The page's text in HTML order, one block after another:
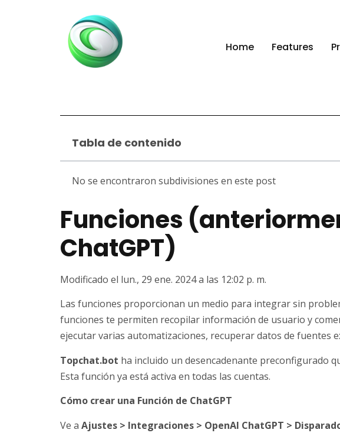
Home Features
Tabla de contenido
No se encontraron subdivisiones en este post
Funciones
ChatGPT)
Modificado el lun., 29 ene. 2024 a las 12:02 p. m.
Las funciones proporcionan un medio para integrar sin
funciones te permiten recopilar información de usuario y
ejecutar varias automatizaciones, recuperar datos de fuentes
Topchat.bot ha incluido un desencadenante preconfigurado
Esta función ya está activa en todas las cuentas.
Cómo crear una Función de ChatGPT
Ve a Ajustes > Integraciones > OpenAI ChatGPT >